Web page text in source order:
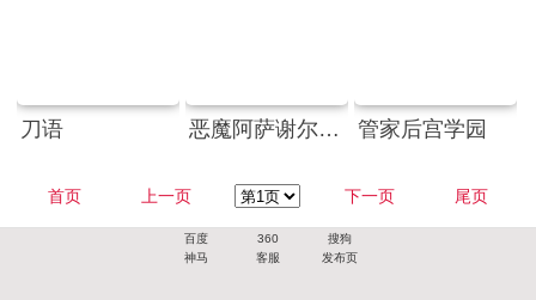
刀语 恶魔阿萨谢尔在召唤你 OAD 管家后宫学园
首页 上一页 下一页 尾页
百度 360
搜狗
神马
客服 发布页